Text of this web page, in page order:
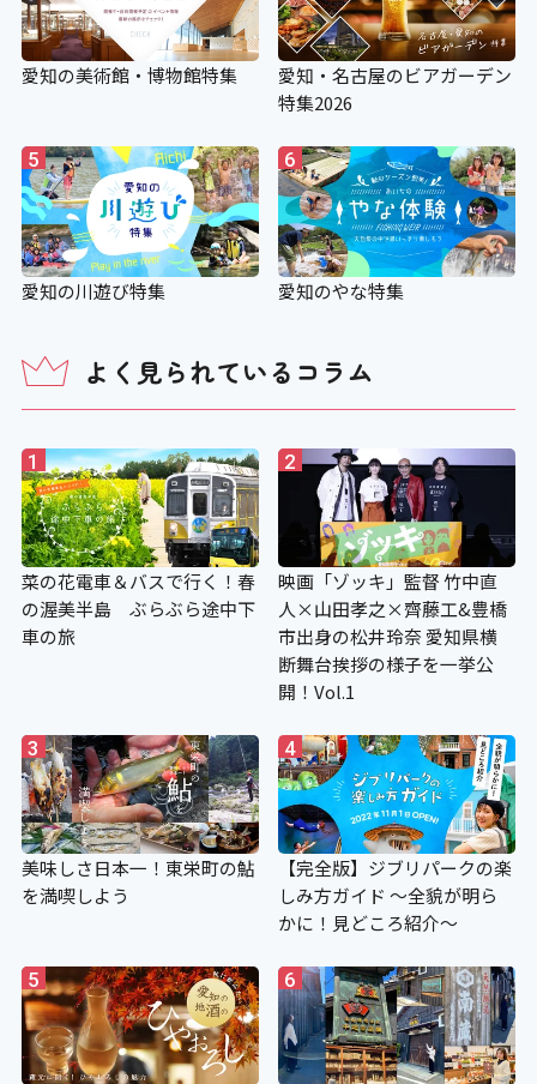
愛知の美術館・博物館特集
愛知・名古屋のビアガーデン
特集2026
5
愛知の川遊び特集
6
愛知のやな特集
よく見られているコラム
1
菜の花電車＆バスで行く！春
の渥美半島 ぶらぶら途中下
車の旅
2
映画「ゾッキ」監督 竹中直
人×山田孝之×齊藤工&豊橋
市出身の松井玲奈 愛知県横
断舞台挨拶の様子を一挙公
開！Vol.1
3
美味しさ日本一！東栄町の鮎
を満喫しよう
4
【完全版】ジブリパークの楽
しみ方ガイド ～全貌が明ら
かに！見どころ紹介～
5 6